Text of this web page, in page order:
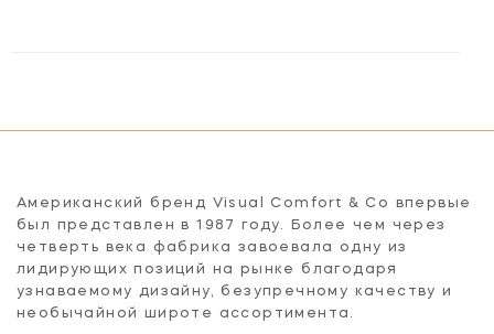
Американский бренд Visual Comfort & Co впервые
был представлен в 1987 году. Более чем через
четверть века фабрика завоевала одну из
лидирующих позиций на рынке благодаря
узнаваемому дизайну, безупречному качеству и
необычайной широте ассортимента.